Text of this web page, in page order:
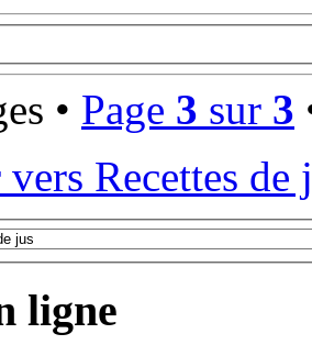
• Page 3 sur 3
Recettes de
ligne